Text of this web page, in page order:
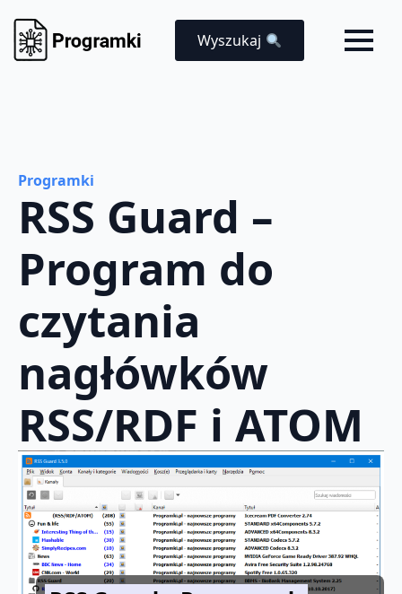
Wyszukaj
Programki
RSS Guard –
Program do
czytania
nagłówków
RSS/RDF i ATOM